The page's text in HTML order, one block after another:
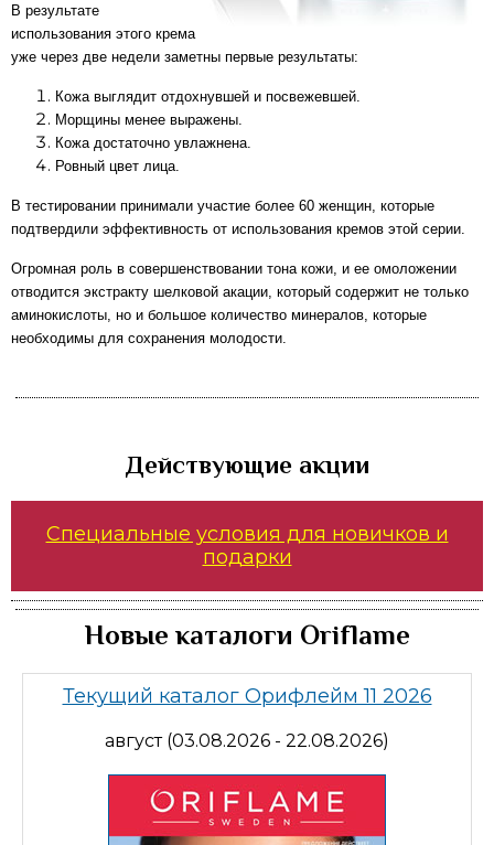
В результате
использования этого крема
уже через две недели заметны первые результаты:
Кожа выглядит отдохнувшей и посвежевшей.
Морщины менее выражены.
Кожа достаточно увлажнена.
Ровный цвет лица.
В тестировании принимали участие более 60 женщин, которые
подтвердили эффективность от использования кремов этой серии.
Огромная роль в совершенствовании тона кожи, и ее омоложении
отводится экстракту шелковой акации, который содержит не только
аминокислоты, но и большое количество минералов, которые
необходимы для сохранения молодости.
Действующие акции
Специальные условия для новичков и
подарки
Новые каталоги Oriflame
Текущий каталог Орифлейм 11 2026
август (03.08.2026 - 22.08.2026)